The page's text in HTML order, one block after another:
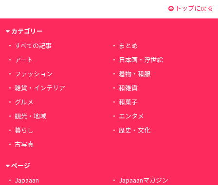
トップに戻る
カテゴリー
すべての記事
まとめ
アート
日本画・浮世絵
ファッション
着物・和服
雑貨・インテリア
和雑貨
グルメ
和菓子
観光・地域
エンタメ
暮らし
歴史・文化
古写真
ページ
Japaaan
Japaaanマガジン